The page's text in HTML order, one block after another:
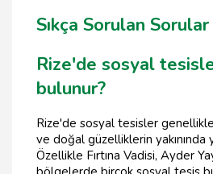
Sıkça Sorulan Sorular
Rize'de sosyal
bulunur?
Rize'de sosyal tesisler
ve doğal güzelliklerin yakınında
Özellikle Fırtına Vadisi, Ayder